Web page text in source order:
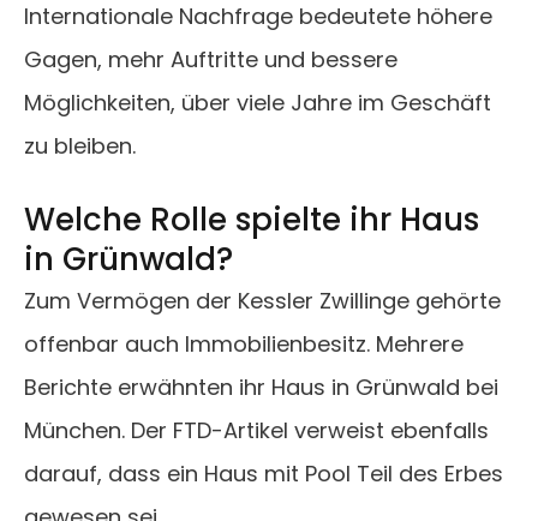
Internationale Nachfrage bedeutete höhere
Gagen, mehr Auftritte und bessere
Möglichkeiten, über viele Jahre im Geschäft
zu bleiben.
Welche Rolle spielte ihr Haus
in Grünwald?
Zum Vermögen der Kessler Zwillinge gehörte
offenbar auch Immobilienbesitz. Mehrere
Berichte erwähnten ihr Haus in Grünwald bei
München. Der FTD-Artikel verweist ebenfalls
darauf, dass ein Haus mit Pool Teil des Erbes